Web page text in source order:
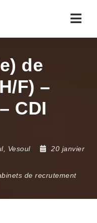
de
F) –
CDI
, Vesoul
20 janvier
de recrutement